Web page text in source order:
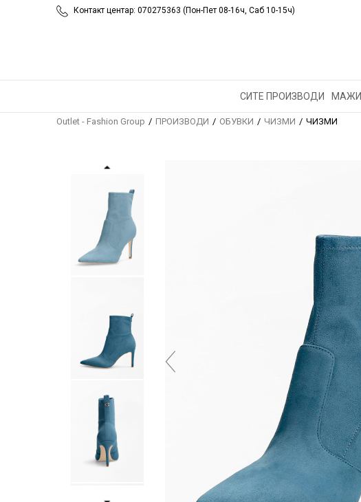
Контакт центар: 070275363 (Пон-Пет 08-16ч, Саб 10-15ч)
СИТЕ ПРОИЗВОДИ МАЖИ
Outlet - Fashion Group ПРОИЗВОДИ ОБУВКИ ЧИЗМИ ЧИЗМИ